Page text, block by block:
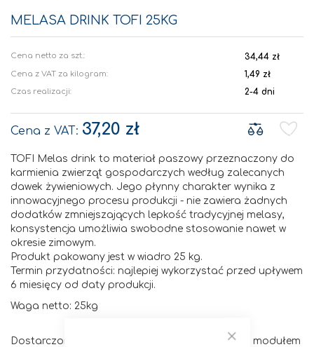
MELASA DRINK TOFI 25KG
37,20 zł
34,44 zł
Czas realizacji: 2-4 dni
Cena z VAT za kilogram: 1,49 zł
TOFI Melas drink to materiał paszowy przeznaczony do
karmienia zwierząt gospodarczych według zalecanych
dawek żywieniowych. Jego płynny charakter wynika z
innowacyjnego procesu produkcji - nie zawiera żadnych
dodatków zmniejszających lepkość tradycyjnej melasy,
konsystencja umożliwia swobodne stosowanie nawet w
okresie zimowym.
Produkt pakowany jest w wiadro 25 kg.
Termin przydatności: najlepiej wykorzystać przed upływem
6 miesięcy od daty produkcji.
Waga netto: 25kg
Dostarczona pasza ma status GMP+ zgodnie z modułem
na